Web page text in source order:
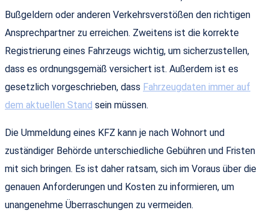
Bußgeldern oder anderen Verkehrsverstößen den richtigen
Ansprechpartner zu erreichen. Zweitens ist die korrekte
Registrierung eines Fahrzeugs wichtig, um sicherzustellen,
dass es ordnungsgemäß versichert ist. Außerdem ist es
gesetzlich vorgeschrieben, dass Fahrzeugdaten immer auf
dem aktuellen Stand sein müssen.
Die Ummeldung eines KFZ kann je nach Wohnort und
zuständiger Behörde unterschiedliche Gebühren und Fristen
mit sich bringen. Es ist daher ratsam, sich im Voraus über die
genauen Anforderungen und Kosten zu informieren, um
unangenehme Überraschungen zu vermeiden.